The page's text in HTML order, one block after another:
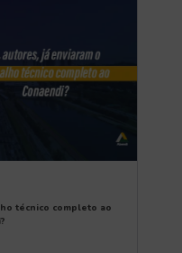
técnico completo ao